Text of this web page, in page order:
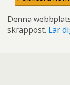
Denna
skräppost. Lär